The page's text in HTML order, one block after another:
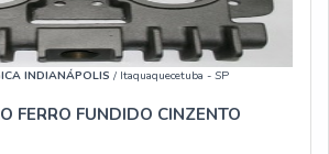
INDIANÁPOLIS / Itaquaquecetuba - SP
FERRO FUNDIDO CINZENTO